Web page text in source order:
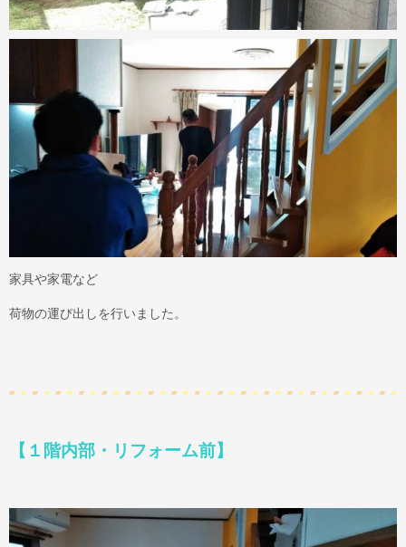
家具や家電など
荷物の運び出しを行いました。
【１階内部・リフォーム前】